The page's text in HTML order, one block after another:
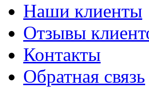
Наши клиенты
Отзывы
Контакты
Обратная связь